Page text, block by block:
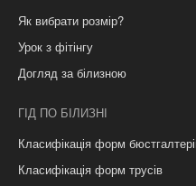
Як вибрати розмір?
Урок з фітінгу
Догляд за білизною
ГІД ПО БІЛИЗНІ
Класифікація форм
Класифікація форм трусів